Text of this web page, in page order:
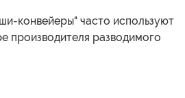
конвейеры" часто используют
производителя разводимого